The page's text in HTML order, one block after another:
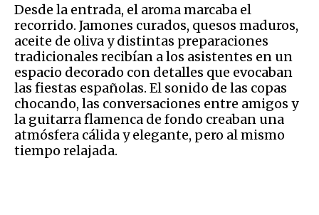
Desde la entrada, el aroma marcaba el
recorrido. Jamones curados, quesos maduros,
aceite de oliva y distintas preparaciones
tradicionales recibían a los asistentes en un
espacio decorado con detalles que evocaban
las fiestas españolas. El sonido de las copas
chocando, las conversaciones entre amigos y
la guitarra flamenca de fondo creaban una
atmósfera cálida y elegante, pero al mismo
tiempo relajada.